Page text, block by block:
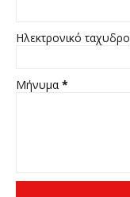
Ηλεκτρονικό
Μήνυμα *